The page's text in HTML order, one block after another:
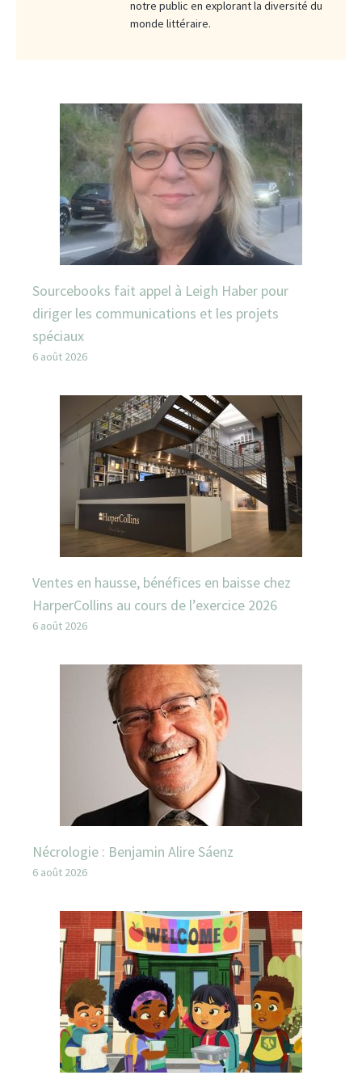
notre public en explorant la diversité du
monde littéraire.
Sourcebooks fait appel à Leigh Haber pour
diriger les communications et les projets
spéciaux
6 août 2026
Ventes en hausse, bénéfices en baisse chez
HarperCollins au cours de l’exercice 2026
6 août 2026
Nécrologie : Benjamin Alire Sáenz
6 août 2026